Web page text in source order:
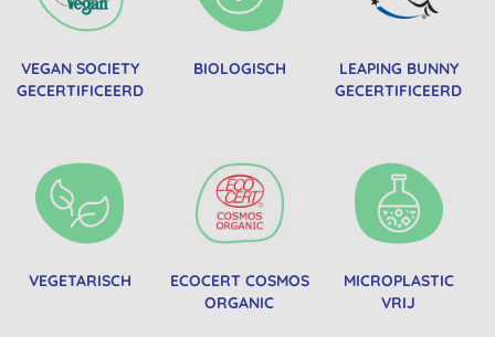
VEGAN SOCIETY
GECERTIFICEERD
BIOLOGISCH
LEAPING BUNNY
GECERTIFICEERD
VEGETARISCH
ECOCERT COSMOS
ORGANIC
MICROPLASTIC
VRIJ